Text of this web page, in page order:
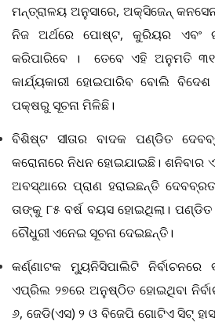
ମନ୍ତ୍ରାଳୟ ଅନୁସାରେ, ଅକ୍ସିଜେନ୍‌
ନିଜ ଅର୍ଥରେ ପୋଷ୍ଟ, କୁରିୟର ଏବଂ
କରିପାରିବେ । ତେବେ ଏହି ଅନୁମତି ୩୧
କାର୍ଯ୍ୟକାରୀ ହୋଇପାରିବ ବୋଲି ବିଦେଶ
ପକ୍ଷରୁ ସୂଚନା ମିଳିଛି।
ବିଶିଷ୍ଟ ସୀତାର ବାଦକ ପଣ୍ଡିତ
କରୋନାରେ ନିଧନ ହୋଇଯାଇଛି। ଶନିବାର
ଅବସ୍ଥାରେ ପ୍ରାଣ ହରାଇଛନ୍ତି
ତାଙ୍କୁ ୮୫ ବର୍ଷ ବୟସ ହୋଇଥିଲା।
ଚୌଧୁରୀ ଏନେଇ ସୂଚନା ଦେଇଛନ୍ତି।
କର୍ଣ୍ଣାଟକ ମ୍ୟୁନିସିପାଲିଟି ନିର୍ବାଚନରେ
ଏପ୍ରିଲ ୨୭ରେ ଅନୁଷ୍ଠିତ ହୋଇଥିବା
୬, ଜେଡି(ଏସ) ୨ ଓ ବିଜେପି ଗୋଟିଏ ସିଟ୍